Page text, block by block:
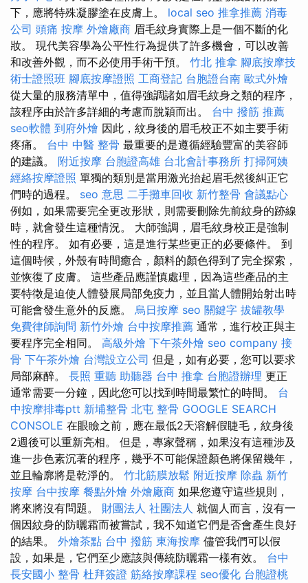
下，應將特殊凝膠塗在皮膚上。 local seo 推拿推薦 消毒
公司 頭痛 按摩 外燴廠商 眉毛紋身實際上是一個不斷的化
妝。 現代美容學為公平性行為提供了許多機會，可以改善
和改善外觀，而不必使用手術干預。 竹北 推拿 腳底按摩技
術士證照班 腳底按摩證照 工商登記 台胞證台南 歐式外燴
從大量的服務清單中，值得強調諸如眉毛紋身之類的程序，
該程序由於許多詳細的考慮而脫穎而出。 台中 撥筋 推薦
seo軟體 到府外燴 因此，紋身後的眉毛校正不如主要手術
疼痛。 台中 中醫 整骨 最重要的是遵循經驗豐富的美容師
的建議。 附近按摩 台胞證高雄 台北會計事務所 打掃阿姨
經絡按摩證照 單獨的類別是當用激光抬起眉毛然後糾正它
們時的過程。 seo 意思 二手攤車回收 新竹整骨 會議點心
例如，如果需要完全更改形狀，則需要刪除先前紋身的跡線
時，就會發生這種情況。 大師強調，眉毛紋身校正是強制
性的程序。 如有必要，這是進行某些更正的必要條件。 到
這個時候，外殼有時間癒合，顏料的顏色得到了完全探索，
並恢復了皮膚。 這些產品應謹慎處理，因為這些產品的主
要特徵是迫使人體發展局部免疫力，並且當人體開始射出時
可能會發生意外的反應。 烏日按摩 seo 關鍵字 拔罐教學
免費律師詢問 新竹外燴 台中按摩推薦 通常，進行校正與主
要程序完全相同。 高級外燴 下午茶外燴 seo company 接
骨 下午茶外燴 台灣設立公司 但是，如有必要，您可以要求
局部麻醉。 長照 重聽 助聽器 台中 推拿 台胞證辦理 更正
通常需要一分鐘，因此您可以找到時間最繁忙的時間。 台
中按摩排毒ptt 新埔整骨 北屯 整骨 GOOGLE SEARCH
CONSOLE 在眼瞼之前，應在最低2天溶解假睫毛，紋身後
2週後可以重新亮相。 但是，專家聲稱，如果沒有這種涉及
進一步色素沉著的程序，幾乎不可能保證顏色將保留幾年，
並且輪廓將是乾淨的。 竹北筋膜放鬆 附近按摩 除蟲 新竹
按摩 台中按摩 餐點外燴 外燴廠商 如果您遵守這些規則，
將來將沒有問題。 財團法人 社團法人 就個人而言，沒有一
個因紋身的防曬霜而被嘗試，我不知道它們是否會產生良好
的結果。 外燴茶點 台中 撥筋 東海按摩 儘管我們可以假
設，如果是，它們至少應該與傳統防曬霜一樣有效。 台中
長安國小 整骨 杜拜簽證 筋絡按摩課程 seo優化 台胞證桃